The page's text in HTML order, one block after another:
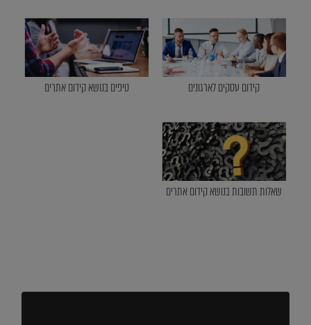
קידום עסקים לארגונים טיפים בנושא קידום אתרים
שאלות תשובות בנושא קידום אתרים